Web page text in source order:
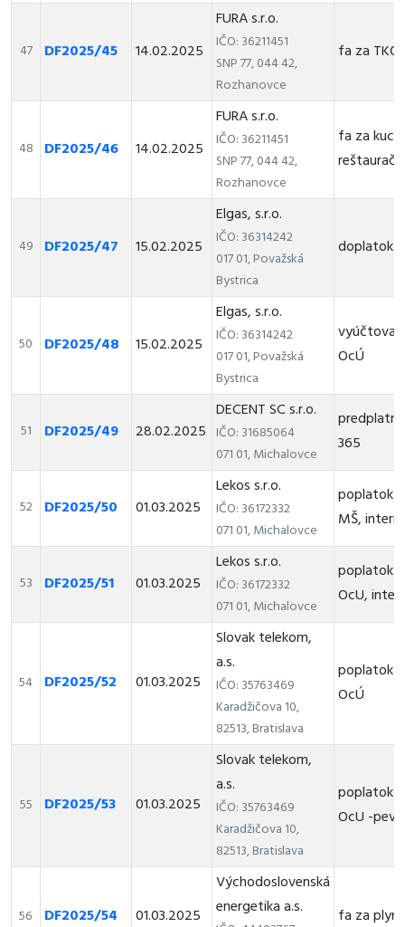
47 DF2025/45 14.02.2025
FURA s.r.o.
IČO: 36211451
SNP 77, 044 42,
Rozhanovce
fa za TKO
48 DF2025/46 14.02.2025
FURA s.r.o.
IČO: 36211451
SNP 77, 044 42,
Rozhanovce
fa za
49 DF2025/47 15.02.2025
Elgas, s.r.o.
IČO: 36314242
017 01, Považská
Bystrica
doplatok
50 DF2025/48 15.02.2025
Elgas, s.r.o.
IČO: 36314242
017 01, Považská
Bystrica
OcÚ
51 DF2025/49 28.02.2025
DECENT SC s.r.o.
IČO: 31685064
071 01, Michalovce
365
52 DF2025/50 01.03.2025
Lekos s.r.o.
IČO: 36172332
071 01, Michalovce
poplatok
MŠ,
53 DF2025/51 01.03.2025
Lekos s.r.o.
IČO: 36172332
071 01, Michalovce
poplatok
OcU,
54 DF2025/52 01.03.2025
Slovak telekom,
a.s.
IČO: 35763469
Karadžičova 10,
82513, Bratislava
poplatok
OcÚ
55 DF2025/53 01.03.2025
Slovak telekom,
a.s.
IČO: 35763469
Karadžičova 10,
82513, Bratislava
poplatok
OcU -
56 DF2025/54 01.03.2025
Východoslovenská
energetika a.s.
fa za plyn